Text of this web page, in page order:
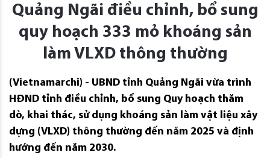
Quảng Ngãi điều chỉnh, bổ sung
quy hoạch 333 mỏ khoáng sản
làm VLXD thông thường
(Vietnamarchi) - UBND tỉnh Quảng Ngãi vừa trình
HĐND tỉnh điều chỉnh, bổ sung Quy hoạch thăm
dò, khai thác, sử dụng khoáng sản làm vật liệu xây
dựng (VLXD) thông thường đến năm 2025 và định
hướng đến năm 2030.